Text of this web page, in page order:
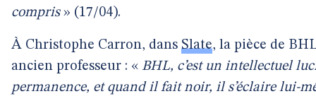
compris» (17/04).
À Christophe Carron, dans Slate, la pièce de
ancien professeur : « BHL, c’est un intellectuel
permanence, et quand il fait noir, il s’éclaire lui-